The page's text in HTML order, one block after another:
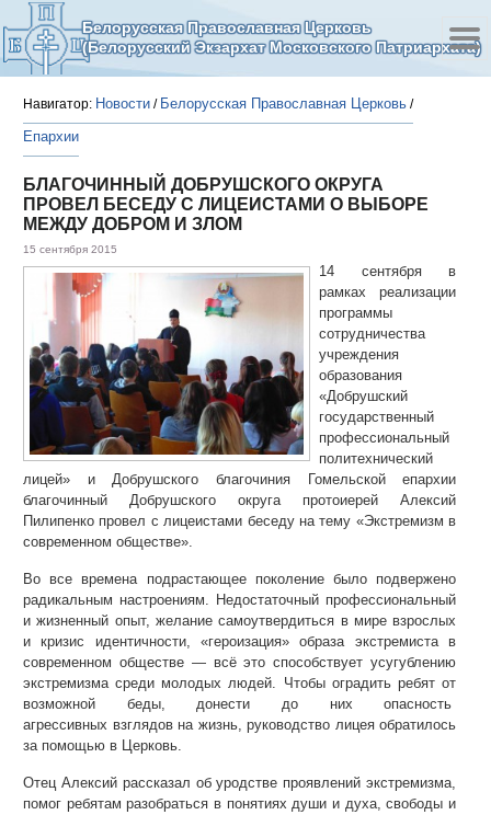
Белорусская Православная Церковь
(Белорусский Экзархат Московского Патриархата)
Навигатор: Новости / Белорусская Православная Церковь /
Епархии
БЛАГОЧИННЫЙ ДОБРУШСКОГО ОКРУГА
ПРОВЕЛ БЕСЕДУ С ЛИЦЕИСТАМИ О ВЫБОРЕ
МЕЖДУ ДОБРОМ И ЗЛОМ
15 сентября 2015
14 сентября в
рамках реализации
программы
сотрудничества
учреждения
образования
«Добрушский
государственный
профессиональный
политехнический
лицей» и Добрушского благочиния Гомельской епархии
благочинный Добрушского округа протоиерей Алексий
Пилипенко провел с лицеистами беседу на тему «Экстремизм в
современном обществе».
Во все времена подрастающее поколение было подвержено
радикальным настроениям. Недостаточный профессиональный
и жизненный опыт, желание самоутвердиться в мире взрослых
и кризис идентичности, «героизация» образа экстремиста в
современном обществе — всё это способствует усугублению
экстремизма среди молодых людей. Чтобы оградить ребят от
возможной беды, донести до них опасность
агрессивных взглядов на жизнь, руководство лицея обратилось
за помощью в Церковь.
Отец Алексий рассказал об уродстве проявлений экстремизма,
помог ребятам разобраться в понятиях души и духа, свободы и